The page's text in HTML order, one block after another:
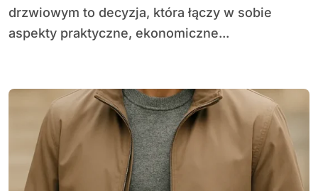
drzwiowym to decyzja, która łączy w sobie
aspekty praktyczne, ekonomiczne...